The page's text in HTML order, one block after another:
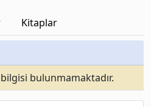
Kitaplar
bulunmamaktadır.